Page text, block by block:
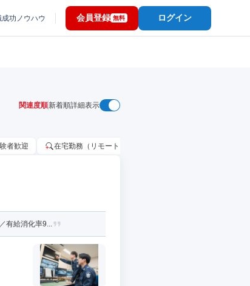
成功ノウハウ 会員登録 無料 ログイン
関連度順新着順詳細表示
者歓迎 在宅勤務（リモートワーク）OK
有給消化率9...